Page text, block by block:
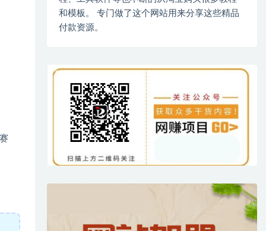
和模板。 专门做了这个网站用来分享这些精品
付款资源。